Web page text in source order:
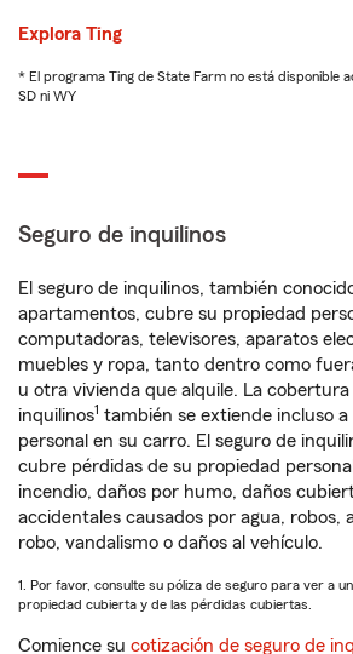
Explora Ting
* El programa Ting de State Farm no está disponible
SD ni WY
Seguro de inquilinos
El seguro de inquilinos, también
apartamentos, cubre su propiedad
computadoras, televisores, aparatos
muebles y ropa, tanto dentro como
u otra vivienda que alquile. La cobertura
inquilinos1 también se extiende incluso a
personal en su carro. El seguro de
cubre pérdidas de su propiedad
incendio, daños por humo, daños
accidentales causados por agua, robos,
robo, vandalismo o daños al vehículo.
1. Por favor, consulte su póliza de seguro para ver a
propiedad cubierta y de las pérdidas cubiertas.
Comience su cotización de seguro de